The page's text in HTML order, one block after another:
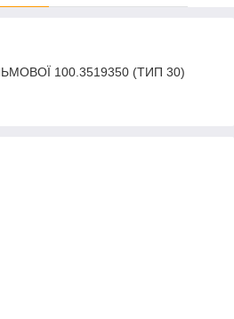
100.3519350 (ТИП 30)